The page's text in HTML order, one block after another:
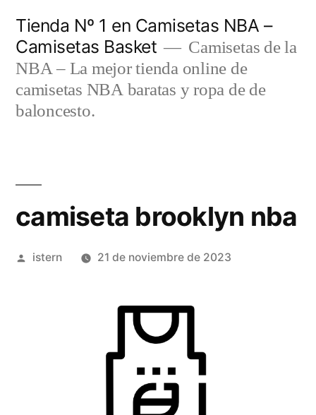
contenido
Tienda Nº 1 en Camisetas NBA –
Camisetas Basket
Camisetas de la
NBA – La mejor tienda online de
camisetas NBA baratas y ropa de de
baloncesto.
camiseta brooklyn nba
Publicado
istern 21 de noviembre de 2023